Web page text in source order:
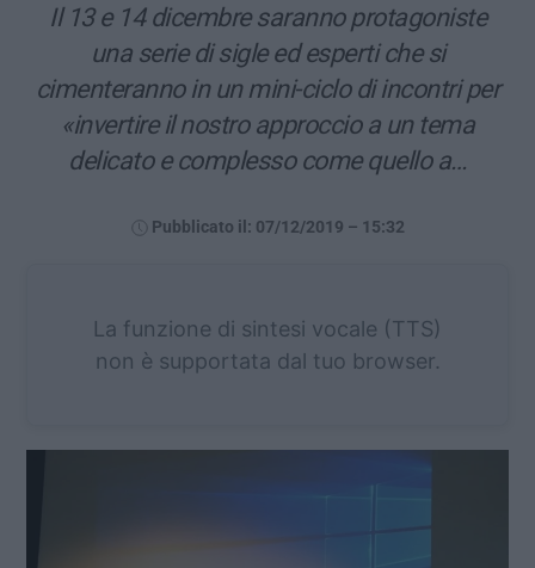
Il 13 e 14 dicembre saranno protagoniste
una serie di sigle ed esperti che si
cimenteranno in un mini-ciclo di incontri per
«invertire il nostro approccio a un tema
delicato e complesso come quello a…
Pubblicato il: 07/12/2019 – 15:32
La funzione di sintesi vocale (TTS)
non è supportata dal tuo browser.